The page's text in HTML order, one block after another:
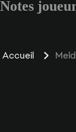
Notes
Accueil